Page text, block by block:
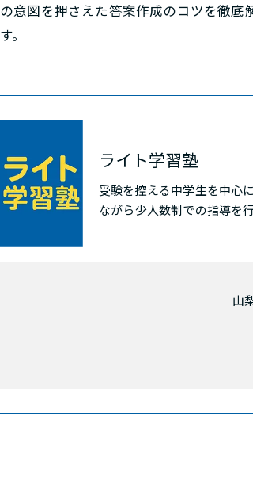
意図を押さえた答案作成のコツを徹
。
ライト学習塾
受験を控える中学生を中心
ながら少人数制での指導を
山